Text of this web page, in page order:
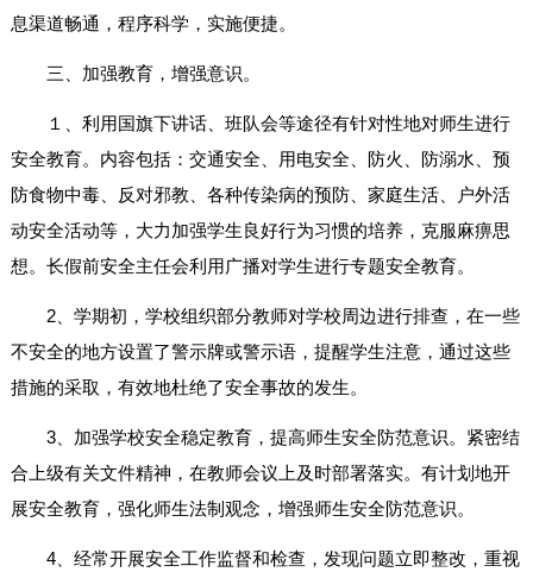
息渠道畅通，程序科学，实施便捷。
三、加强教育，增强意识。
１、利用国旗下讲话、班队会等途径有针对性地对师生进行
安全教育。内容包括：交通安全、用电安全、防火、防溺水、预
防食物中毒、反对邪教、各种传染病的预防、家庭生活、户外活
动安全活动等，大力加强学生良好行为习惯的培养，克服麻痹思
想。长假前安全主任会利用广播对学生进行专题安全教育。
2、学期初，学校组织部分教师对学校周边进行排查，在一些
不安全的地方设置了警示牌或警示语，提醒学生注意，通过这些
措施的采取，有效地杜绝了安全事故的发生。
3、加强学校安全稳定教育，提高师生安全防范意识。紧密结
合上级有关文件精神，在教师会议上及时部署落实。有计划地开
展安全教育，强化师生法制观念，增强师生安全防范意识。
4、经常开展安全工作监督和检查，发现问题立即整改，重视